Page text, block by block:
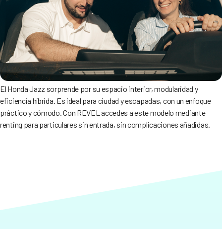
El Honda Jazz sorprende por su espacio interior, modularidad y
eficiencia híbrida. Es ideal para ciudad y escapadas, con un enfoque
práctico y cómodo. Con REVEL accedes a este modelo mediante
renting para particulares sin entrada, sin complicaciones añadidas.